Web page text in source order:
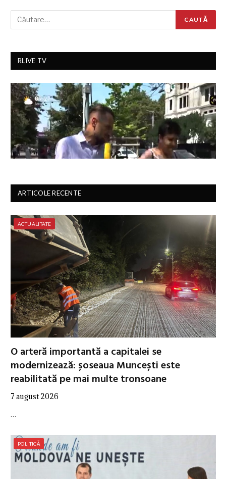
RLIVE TV
ARTICOLE RECENTE
ACTUALITATE
O arteră importantă a capitalei se
modernizează: șoseaua Muncești este
reabilitată pe mai multe tronsoane
7 august 2026
…
POLITICĂ